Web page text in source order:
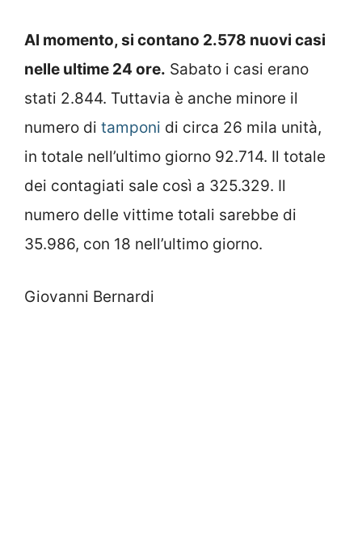
Al momento, si contano 2.578 nuovi casi
nelle ultime 24 ore. Sabato i casi erano
stati 2.844. Tuttavia è anche minore il
numero di tamponi di circa 26 mila unità,
in totale nell’ultimo giorno 92.714. Il totale
dei contagiati sale così a 325.329. Il
numero delle vittime totali sarebbe di
35.986, con 18 nell’ultimo giorno.
Giovanni Bernardi